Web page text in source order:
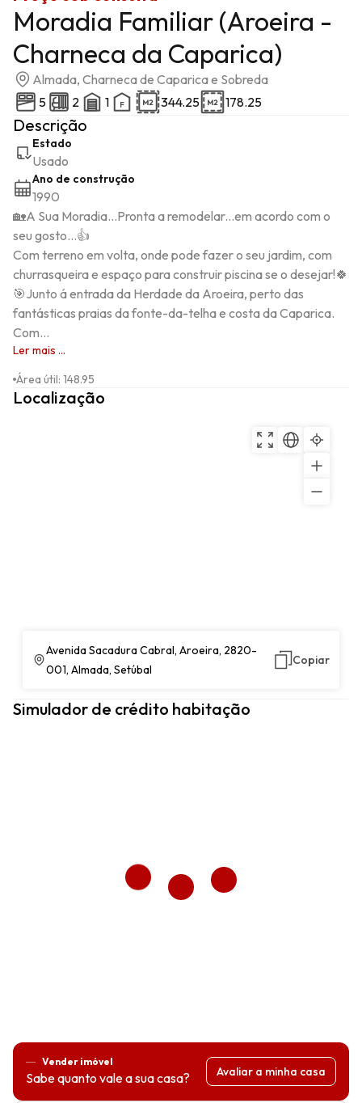
Moradia Familiar (Aroeira -
Charneca da Caparica)
Almada, Charneca de Caparica e Sobreda
5
2 1 344.25 178.25
Descrição
Estado
Usado
Ano de construção
1990
🏡A Sua Moradia...Pronta a remodelar...em acordo com o
seu gosto...👍
Com terreno em volta, onde pode fazer o seu jardim, com
churrasqueira e espaço para construir piscina se o desejar!🍀
🎯Junto á entrada da Herdade da Aroeira, perto das
fantásticas praias da fonte-da-telha e costa da Caparica.
Com...
Ler mais ...
Área útil: 148.95
Localização
Avenida Sacadura Cabral, Aroeira, 2820-
001, Almada, Setúbal
Copiar
Simulador de crédito habitação
Vender imóvel
Sabe quanto vale a sua casa? Avaliar a minha casa